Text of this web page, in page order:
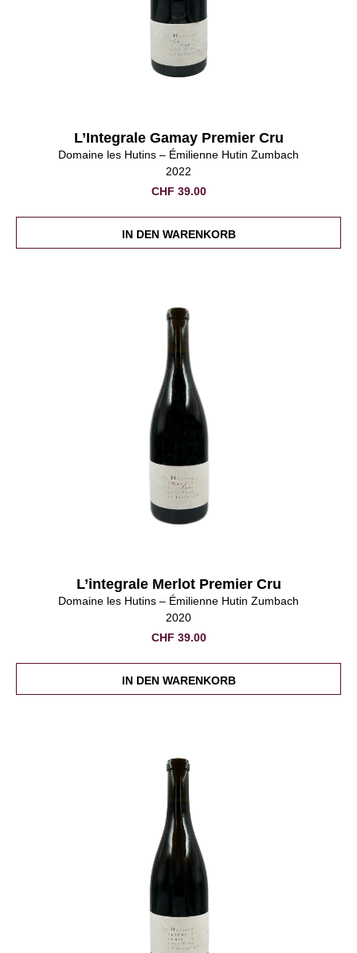
L’Integrale Gamay Premier Cru
Domaine les Hutins – Émilienne Hutin Zumbach
2022
CHF 39.00
IN DEN WARENKORB
L’integrale Merlot Premier Cru
Domaine les Hutins – Émilienne Hutin Zumbach
2020
CHF 39.00
IN DEN WARENKORB